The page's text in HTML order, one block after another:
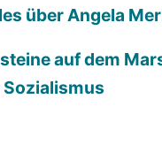
über Angela
auf dem